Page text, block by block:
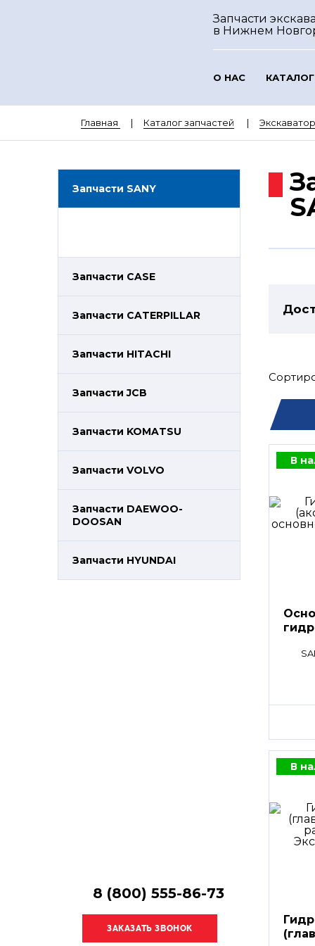
Запчасти
в Нижнем
О НАС
Главная Каталог запчастей
Запчасти SANY
Запчасти CASE
Запчасти CATERPILLAR
Запчасти HITACHI
Запчасти JCB
Запчасти KOMATSU
Запчасти VOLVO
Запчасти DAEWOO-
DOOSAN
Запчасти HYUNDAI
8 (800) 555-86-73
В
В